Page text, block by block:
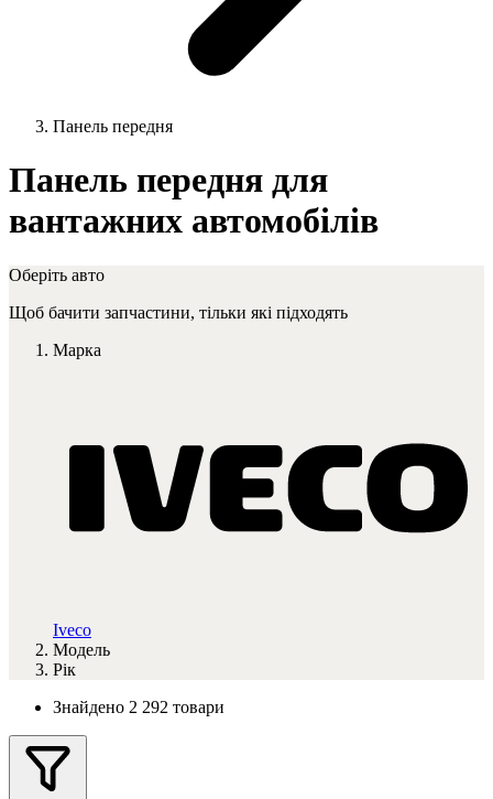
Панель передня
Панель передня для
вантажних автомобілів
Оберіть авто
Щоб бачити запчастини, тільки які підходять
Марка
Iveco
Модель
Рік
Знайдено 2 292 товари